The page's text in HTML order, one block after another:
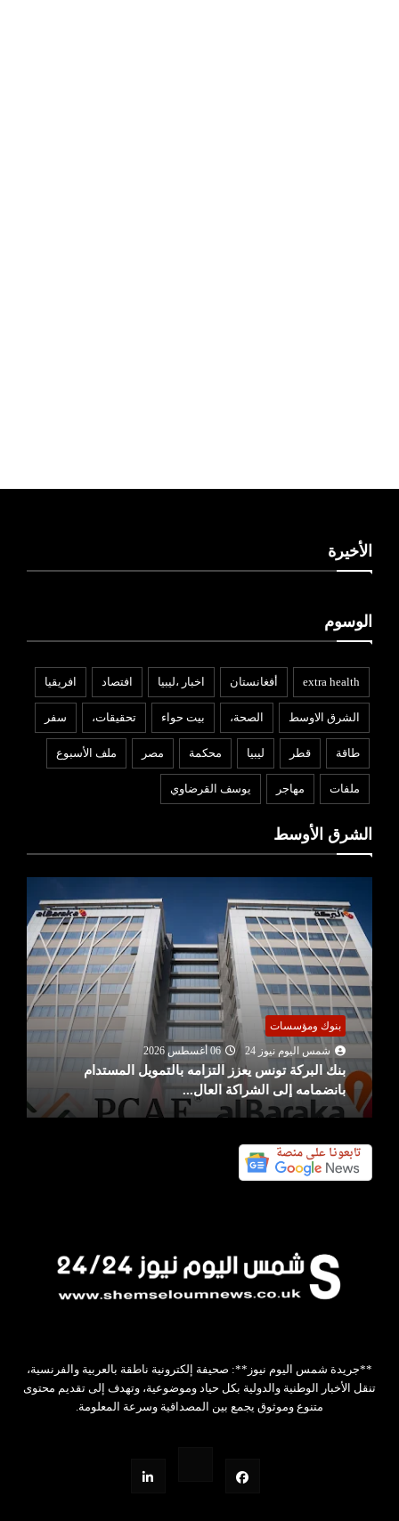
الأخيرة
الوسوم
extra health أفغانستان اخبار ،ليبيا افتصاد افريقيا
الشرق الاوسط الصحة، بيت حواء تحقيقات، سفر
طاقة قطر ليبيا محكمة مصر ملف الأسبوع
ملفات مهاجر يوسف القرضاوي
الشرق الأوسط
بنوك ومؤسسات
شمس اليوم نيوز 24
06 أغسطس 2026
بنك البركة تونس يعزز التزامه بالتمويل المستدام
بانضمامه إلى الشراكة العال...
**جريدة شمس اليوم نيوز**: صحيفة إلكترونية ناطقة بالعربية والفرنسية،
تنقل الأخبار الوطنية والدولية بكل حياد وموضوعية، وتهدف إلى تقديم محتوى
متنوع وموثوق يجمع بين المصداقية وسرعة المعلومة.